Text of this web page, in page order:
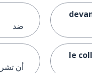
le
ضد
أن